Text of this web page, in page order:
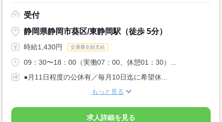
受付
静岡県静岡市葵区/東静岡駅（徒歩 5分）
時給1,430円 交通費全額支給
09：30〜18：00（実働07：00、休憩01：30）...
●月11日程度の公休有／毎月10日迄に希望休...
もっと見る
求人詳細を見る